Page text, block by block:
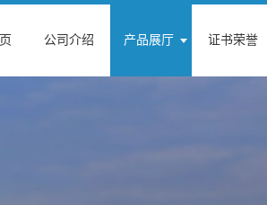
公司介绍 产品展厅 证书荣誉